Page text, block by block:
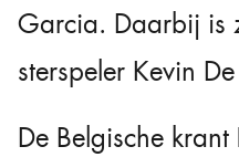
Garcia. Daarbij is
sterspeler Kevin
De Belgische krant